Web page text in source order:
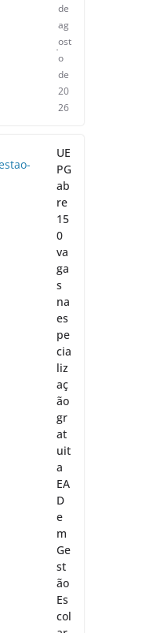
de
ag
ost
o
de
20
26
UE
PG
ab
re
15
0
va
ga
s
na
es
pe
cia
liz
aç
ão
gr
at
uit
a
EA
D
e
m
Ge
st
ão
Es
col